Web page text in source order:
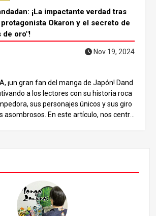
¡La impactante verdad tras
Okaron y el secreto de
de oro"!
Nov 19, 2024
¡un gran fan del manga de Japón! Dand
a los lectores con su historia roca
sus personajes únicos y sus giro
asombrosos. En este artículo, nos centra
desvelaremos el misterio que se e
su influencia en los personaj
Quédese con nosotros hasta el final pa
las impactantes revelaciones. 1. Presen